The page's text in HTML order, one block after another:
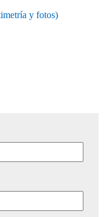
y fotos)